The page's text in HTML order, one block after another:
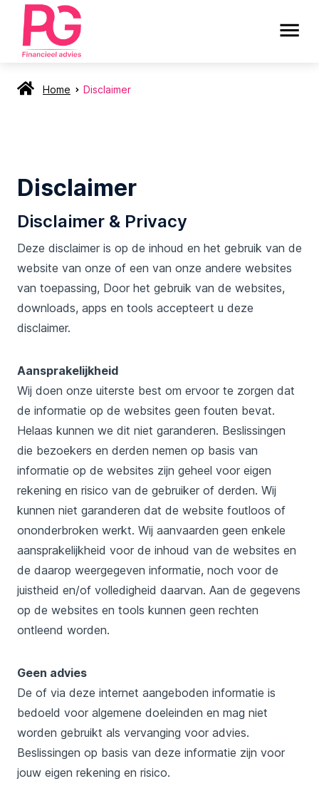
Home Disclaimer
Disclaimer
Disclaimer & Privacy
Deze disclaimer is op de inhoud en het gebruik van de
website van onze of een van onze andere websites
van toepassing, Door het gebruik van de websites,
downloads, apps en tools accepteert u deze
disclaimer.
Aansprakelijkheid
Wij doen onze uiterste best om ervoor te zorgen dat
de informatie op de websites geen fouten bevat.
Helaas kunnen we dit niet garanderen. Beslissingen
die bezoekers en derden nemen op basis van
informatie op de websites zijn geheel voor eigen
rekening en risico van de gebruiker of derden. Wij
kunnen niet garanderen dat de website foutloos of
ononderbroken werkt. Wij aanvaarden geen enkele
aansprakelijkheid voor de inhoud van de websites en
de daarop weergegeven informatie, noch voor de
juistheid en/of volledigheid daarvan. Aan de gegevens
op de websites en tools kunnen geen rechten
ontleend worden.
Geen advies
De of via deze internet aangeboden informatie is
bedoeld voor algemene doeleinden en mag niet
worden gebruikt als vervanging voor advies.
Beslissingen op basis van deze informatie zijn voor
jouw eigen rekening en risico.